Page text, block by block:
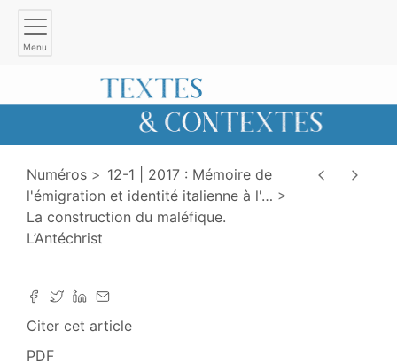
Menu
Numéros
12-1 | 2017 : Mémoire de
l'émigration et identité italienne à l'…
La construction du maléfique.
L’Antéchrist
Citer cet article
PDF